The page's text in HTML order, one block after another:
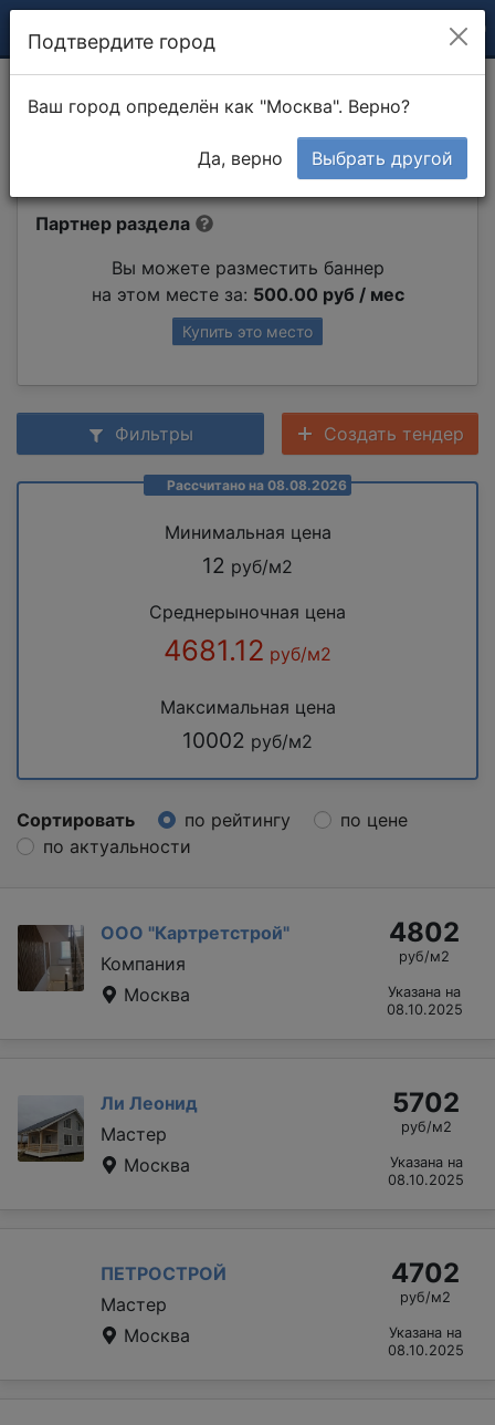
Утепление цоколя
Партнер раздела
Вы можете разместить баннер
на этом месте за: 500.00 руб / мес
Купить это место
Фильтры Создать тендер
Рассчитано на 08.08.2026
Минимальная цена
12 руб/м2
Среднерыночная цена
4681.12 руб/м2
Максимальная цена
10002 руб/м2
Сортировать по рейтингу
по цене
по актуальности
ООО "Картретстрой"
Компания
Москва
4802
руб/м2
Указана на
08.10.2025
Ли Леонид
Мастер
Москва
5702
руб/м2
Указана на
08.10.2025
ПЕТРОСТРОЙ
Мастер
Москва
4702
руб/м2
Указана на
08.10.2025
Подтвердите город
Ваш город определён как "Москва". Верно?
Да, верно Выбрать другой